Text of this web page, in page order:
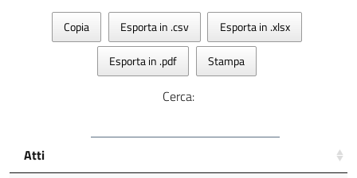
Copia Esporta in .csv Esporta in .xlsx
Esporta in .pdf Stampa
Cerca:
Atti